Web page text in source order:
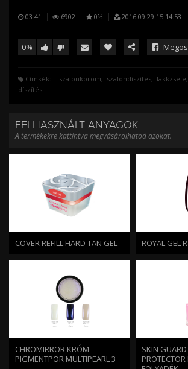
03:41 6902 0% 2016.09.29 15:14:53
0%
Címkék: szalonköröm szalondíszítés lakkzselé
díszítés
FELHASZNÁLT ANYAGOK
A termékekre kattintva megvásárolhatod azokat.
COVER REFILL HARD TAN GEL ROYAL GEL
CHROMIRROR KRÓM
PIGMENTPOR MULTIPEARL 3
SKIN